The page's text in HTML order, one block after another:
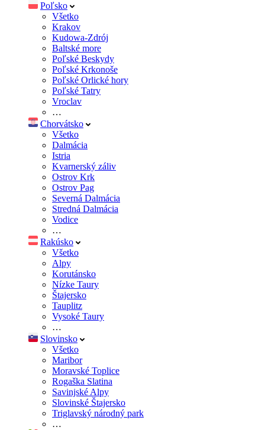
Poľsko
Všetko
Krakov
Kudowa-Zdrój
Baltské more
Poľské Beskydy
Poľské Krkonoše
Poľské Orlické hory
Poľské Tatry
Vroclav
…
Chorvátsko
Všetko
Dalmácia
Istria
Kvarnerský záliv
Ostrov Krk
Ostrov Pag
Severná Dalmácia
Stredná Dalmácia
Vodice
…
Rakúsko
Všetko
Alpy
Korutánsko
Nízke Taury
Štajersko
Tauplitz
Vysoké Taury
…
Slovinsko
Všetko
Maribor
Moravské Toplice
Rogaška Slatina
Savinjské Alpy
Slovinské Štajersko
Triglavský národný park
…